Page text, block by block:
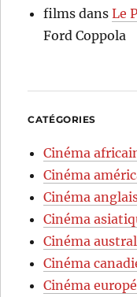
films dansLe
Ford Coppola
CATÉGORIES
Cinéma
Cinéma
Cinéma
Cinéma
Cinéma
Cinéma
Cinéma